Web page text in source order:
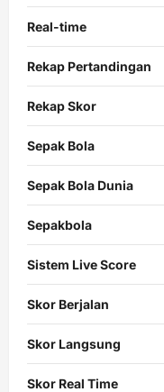
Real-time
Rekap Pertandingan
Rekap Skor
Sepak Bola
Sepak Bola Dunia
Sepakbola
Sistem Live Score
Skor Berjalan
Skor Langsung
Skor Real Time